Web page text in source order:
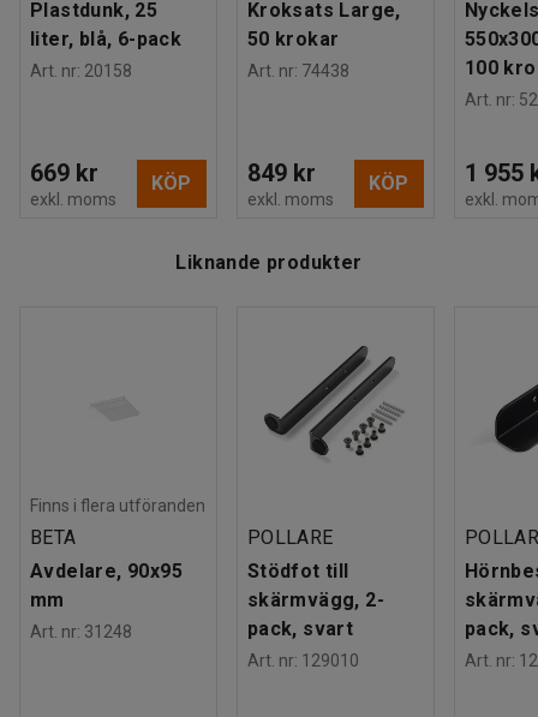
Plastdunk, 25
liter, blå, 6-pack
Art. nr: 20158
669 kr
exkl. moms
KÖP
Kroksats Large,
50 krokar
Art. nr: 74438
849 kr
exkl. moms
KÖP
100
Art. nr:
1 955
exkl.
Liknande produkter
Finns i flera utföranden
BETA
Avdelare, 90x95
mm
Art. nr: 31248
POLLARE
Stödfot till
skärmvägg, 2-
pack, svart
Art. nr: 129010
pack,
Art. nr: